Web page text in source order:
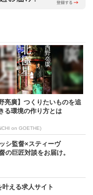
亮廣】つくりたいものを追
る環境の作り方とは
on GOETHE)
シ監督×スティーヴ
の巨匠対談をお届け。
える求人サイト